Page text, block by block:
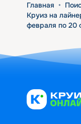
Главная •
Круиз на
февраля по 20